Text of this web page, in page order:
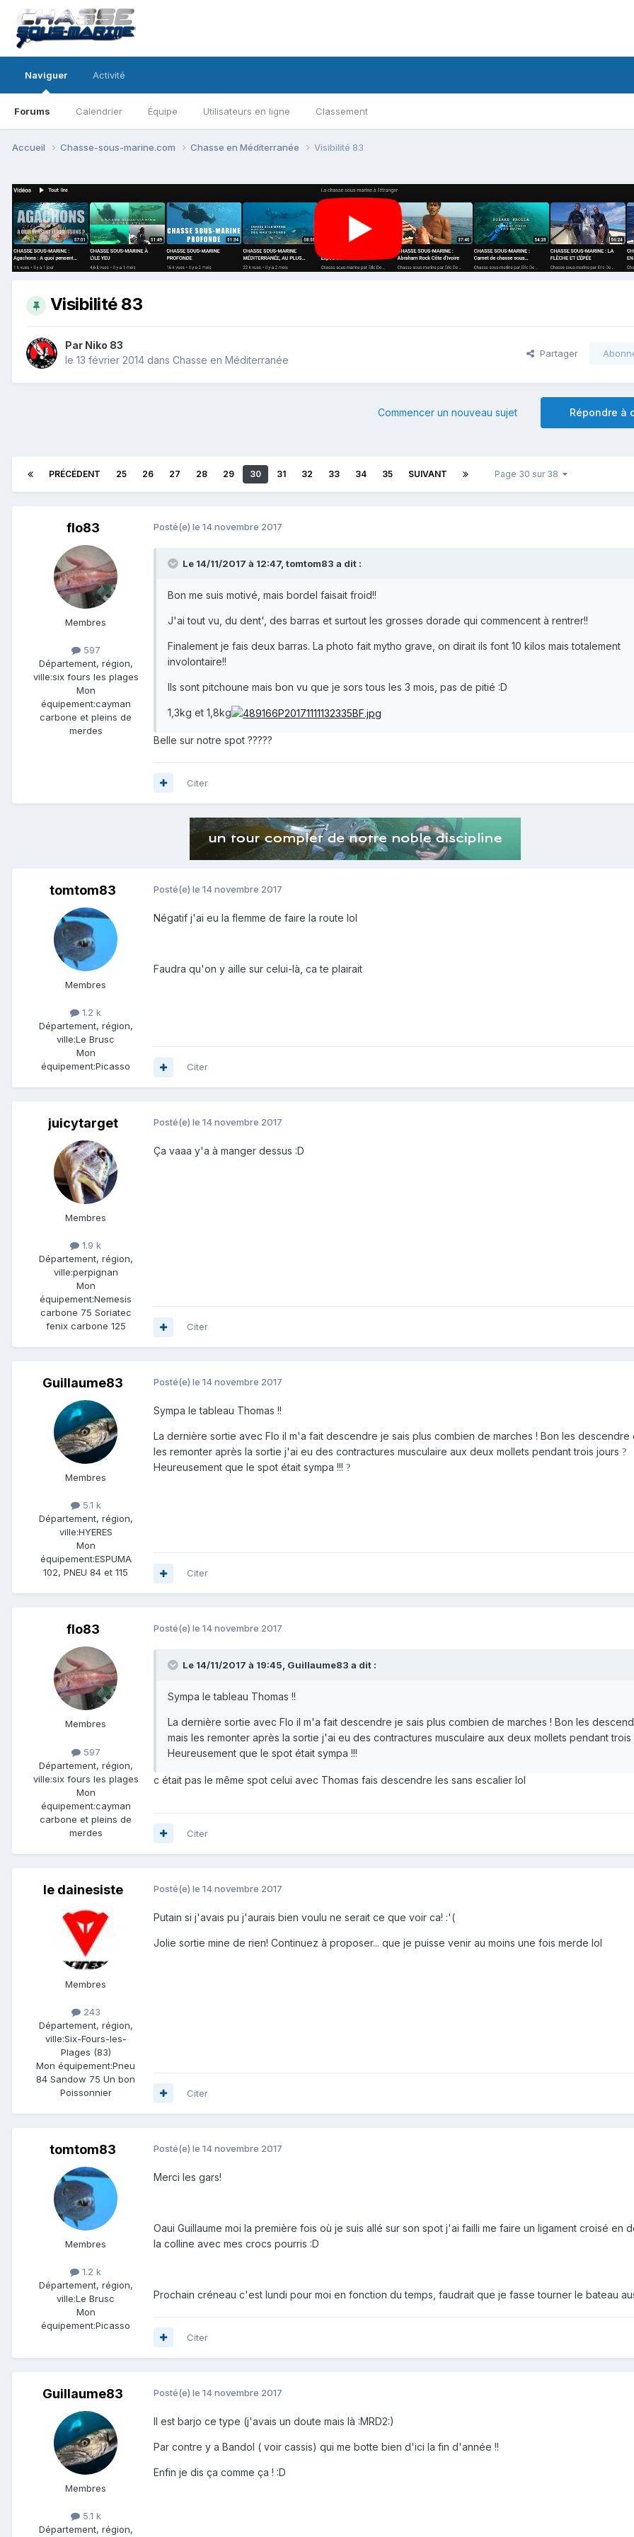
Naviguer
Forums Calendrier Équipe Utilisateurs en ligne Classement
Activité
Accueil Chasse-sous-marine.com Chasse en Méditerranée Visibilité 83
Visibilité 83
Par Niko 83
le 13 février 2014 dans Chasse en Méditerranée
Partager
Répondre à
Commencer un nouveau sujet
PRÉCÉDENT 25 26 27 28 29 30 31 32 33 34 35 SUIVANT Page 30 sur 38
flo83
Membres
597
Département, région,
ville:six fours les plages
Mon
équipement:cayman
carbone et pleins de
merdes
Posté(e) le 14 novembre 2017
Le 14/11/2017 à 12:47, tomtom83 a dit :
Bon me suis motivé, mais bordel faisait froid!!
J'ai tout vu, du dent', des barras et surtout les grosses dorade qui commencent à rentrer!!
Finalement je fais deux barras. La photo fait mytho grave, on dirait ils font 10 kilos mais totalement
involontaire!!
Ils sont pitchoune mais bon vu que je sors tous les 3 mois, pas de pitié :D
1,3kg et 1,8kg
Belle sur notre spot ?????
Citer
tomtom83
Membres
1.2 k
Département, région,
ville:Le Brusc
Mon
équipement:Picasso
Posté(e) le 14 novembre 2017
Négatif j'ai eu la flemme de faire la route lol
Faudra qu'on y aille sur celui-là, ca te plairait
Citer
juicytarget
Membres
1.9 k
Département, région,
ville:perpignan
Mon
équipement:Nemesis
carbone 75 Soriatec
fenix carbone 125
Posté(e) le 14 novembre 2017
Ça vaaa y'a à manger dessus :D
Citer
Guillaume83
Membres
5.1 k
Département, région,
ville:HYERES
Mon
équipement:ESPUMA
102, PNEU 84 et 115
Posté(e) le 14 novembre 2017
Sympa le tableau Thomas !!
La dernière sortie avec Flo il m'a fait descendre je sais plus combien de marches ! Bon les descendre
les remonter après la sortie j'ai eu des contractures musculaire aux deux mollets pendant trois jours ?
Heureusement que le spot était sympa !!! ?
Citer
flo83
Membres
597
Département, région,
ville:six fours les plages
Mon
équipement:cayman
carbone et pleins de
merdes
Posté(e) le 14 novembre 2017
Le 14/11/2017 à 19:45, Guillaume83 a dit :
Sympa le tableau Thomas !!
La dernière sortie avec Flo il m'a fait descendre je sais plus combien de marches ! Bon les
mais les remonter après la sortie j'ai eu des contractures musculaire aux deux mollets pendant trois
Heureusement que le spot était sympa !!!
c était pas le même spot celui avec Thomas fais descendre les sans escalier lol
Citer
le dainesiste
Membres
243
Département, région,
ville:Six-Fours-les-
Plages (83)
Mon équipement:Pneu
84 Sandow 75 Un bon
Poissonnier
Posté(e) le 14 novembre 2017
Putain si j'avais pu j'aurais bien voulu ne serait ce que voir ca! :'(
Jolie sortie mine de rien! Continuez à proposer... que je puisse venir au moins une fois merde lol
Citer
tomtom83
Membres
1.2 k
Département, région,
ville:Le Brusc
Mon
équipement:Picasso
Posté(e) le 14 novembre 2017
Merci les gars!
Oaui Guillaume moi la première fois où je suis allé sur son spot j'ai failli me faire un ligament croisé en
la colline avec mes crocs pourris :D
Prochain créneau c'est lundi pour moi en fonction du temps, faudrait que je fasse tourner le bateau
Citer
Guillaume83
Membres
5.1 k
Département, région,
Posté(e) le 14 novembre 2017
Il est barjo ce type (j'avais un doute mais là :MRD2:)
Par contre y a Bandol ( voir cassis) qui me botte bien d'ici la fin d'année !!
Enfin je dis ça comme ça ! :D